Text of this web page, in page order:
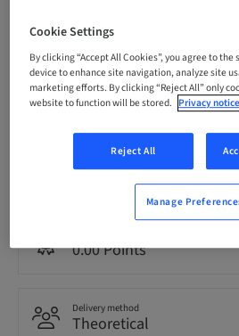
10. Oct 2026 (UTC+1)
Price per Participant (local taxes apply)
EUR 1200.00
Italian
0.00 Points
Delivery method
Theoretical
Cookie Settings
By clicking “Accept All Cookies”, you agree to
device to enhance site navigation, analyze site
marketing efforts. By clicking “Reject All” only
website to function will be stored. Privacy notice
Reject All
Manage